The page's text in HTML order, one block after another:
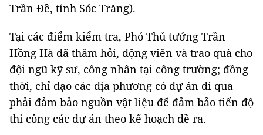
Trần Đề, tỉnh Sóc Trăng).
Tại các điểm kiểm tra, Phó Thủ tướng Trần
Hồng Hà đã thăm hỏi, động viên và trao quà cho
đội ngũ kỹ sư, công nhân tại công trường; đồng
thời, chỉ đạo các địa phương có dự án đi qua
phải đảm bảo nguồn vật liệu để đảm bảo tiến độ
thi công các dự án theo kế hoạch đề ra.